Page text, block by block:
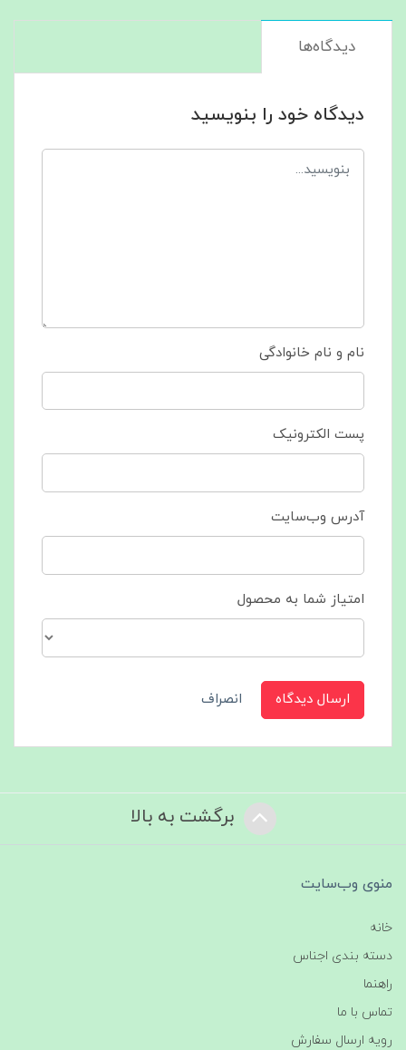
دیدگاه‌ها
دیدگاه خود را بنویسید
نام و نام خانوادگی
پست الکترونیک
آدرس وب‌سایت
امتیاز شما به محصول
ارسال دیدگاه انصراف
برگشت به بالا
منوی وب‌سایت
خانه
دسته بندی اجناس
راهنما
تماس با ما
رویه ارسال سفارش